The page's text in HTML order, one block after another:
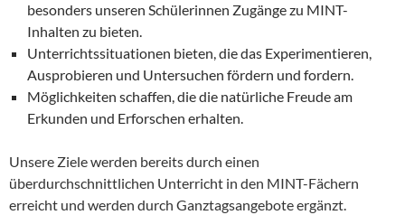
besonders unseren Schülerinnen Zugänge zu MINT-
Inhalten zu bieten.
Unterrichtssituationen bieten, die das Experimentieren,
Ausprobieren und Untersuchen fördern und fordern.
Möglichkeiten schaffen, die die natürliche Freude am
Erkunden und Erforschen erhalten.
Unsere Ziele werden bereits durch einen
überdurchschnittlichen Unterricht in den MINT-Fächern
erreicht und werden durch Ganztagsangebote ergänzt.